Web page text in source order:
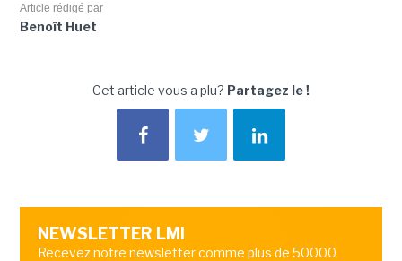
Article rédigé par
Benoît Huet
Cet article vous a plu? Partagez le !
NEWSLETTER LMI
Recevez notre newsletter comme plus de 50000